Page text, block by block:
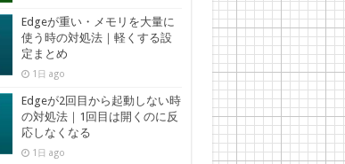
Edgeが重い・メモリを大量に
使う時の対処法｜軽くする設
定まとめ
1日 ago
Edgeが2回目から起動しない時
の対処法｜1回目は開くのに反
応しなくなる
1日 ago